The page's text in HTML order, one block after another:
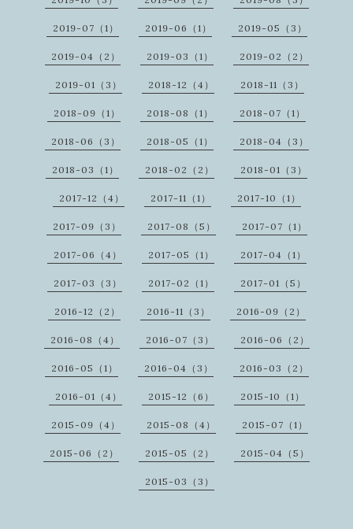
2019-07（1） 2019-06（1） 2019-05（3）
2019-04（2） 2019-03（1） 2019-02（2）
2019-01（3） 2018-12（4） 2018-11（3）
2018-09（1） 2018-08（1） 2018-07（1）
2018-06（3） 2018-05（1） 2018-04（3）
2018-03（1） 2018-02（2） 2018-01（3）
2017-12（4） 2017-11（1） 2017-10（1）
2017-09（3） 2017-08（5） 2017-07（1）
2017-06（4） 2017-05（1） 2017-04（1）
2017-03（3） 2017-02（1） 2017-01（5）
2016-12（2） 2016-11（3） 2016-09（2）
2016-08（4） 2016-07（3） 2016-06（2）
2016-05（1） 2016-04（3） 2016-03（2）
2016-01（4） 2015-12（6） 2015-10（1）
2015-09（4） 2015-08（4） 2015-07（1）
2015-06（2） 2015-05（2） 2015-04（5）
2015-03（3）